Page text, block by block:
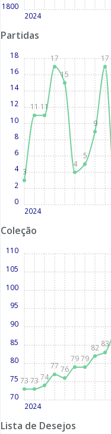
2024
1800
Partidas
3
11 11
17
15
4
5
9
17
2024
0
2
4
6
8
10
12
14
16
18
Coleção
73 73 74
7776
7979
8283
2024
70
75
80
85
90
95
100
105
110
Lista de Desejos